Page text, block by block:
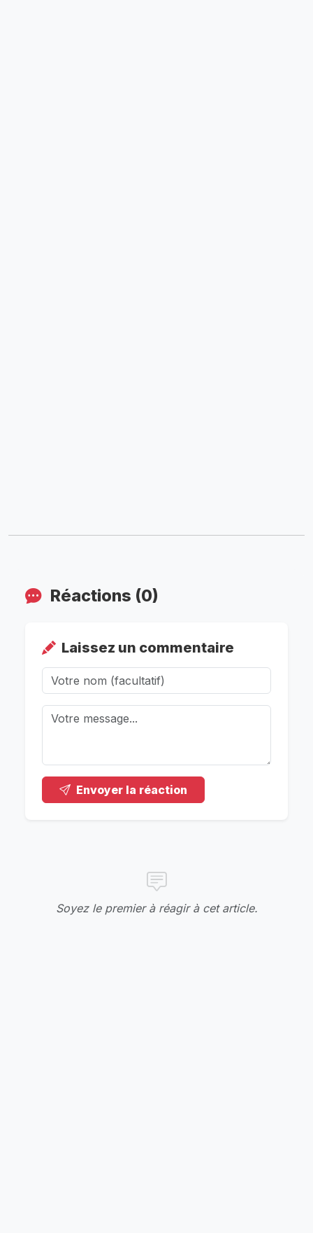
Réactions (0)
Laissez un commentaire
Envoyer la réaction
Soyez le premier à réagir à cet article.